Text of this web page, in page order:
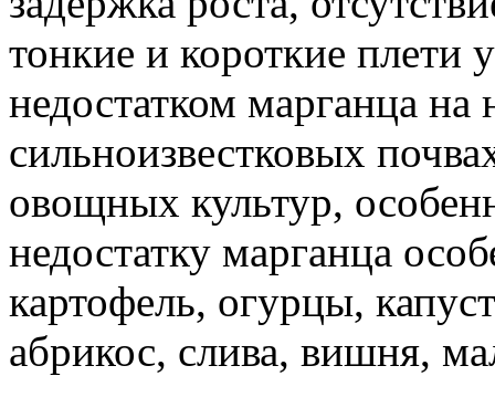
тонкие и короткие плети
недостатком марганца
сильноизвестковых
овощных культур,
недостатку марганца
картофель, огурцы,
абрикос, слива, вишня,